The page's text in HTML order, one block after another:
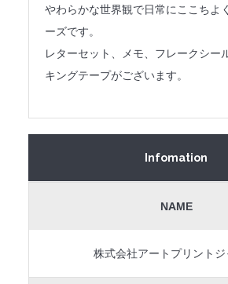
やわらかな世界観で日常にここちよ
ーズです。
レターセット、メモ、フレークシー
キングテープがございます。
Infomation
NAME
株式会社アートプリントジ